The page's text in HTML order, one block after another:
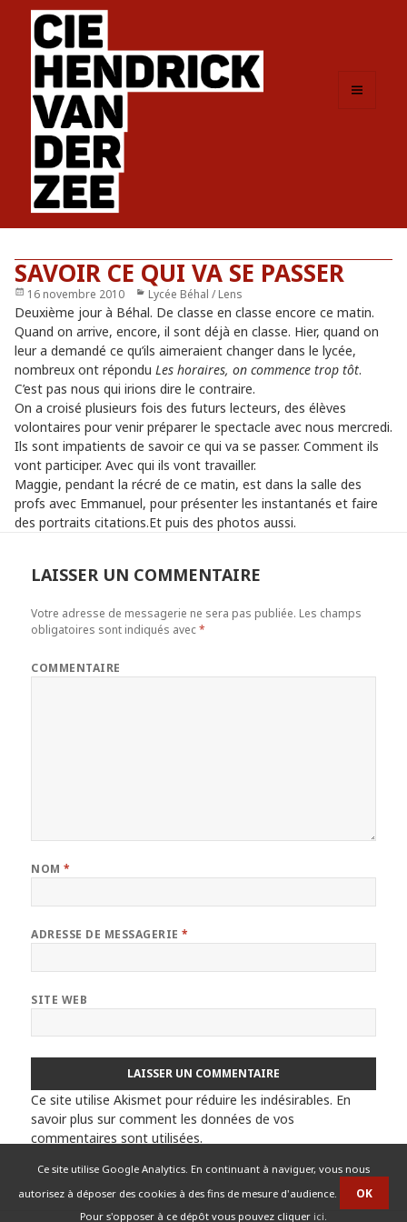
Ce site utilise Google Analytics. En continuant à naviguer, vous nous
autorisez à déposer des cookies à des fins de mesure d'audience.
Pour s'opposer à ce dépôt vous pouvez cliquer ici.
SAVOIR CE QUI VA SE PASSER
Publié
le
16 novembre 2010 Catégories
Lycée Béhal / Lens
Deuxième jour à Béhal. De classe en classe encore ce matin.
Quand on arrive, encore, il sont déjà en classe. Hier, quand on
leur a demandé ce qu’ils aimeraient changer dans le lycée,
nombreux ont répondu Les horaires, on commence trop tôt.
C’est pas nous qui irions dire le contraire.
On a croisé plusieurs fois des futurs lecteurs, des élèves
volontaires pour venir préparer le spectacle avec nous mercredi.
Ils sont impatients de savoir ce qui va se passer. Comment ils
vont participer. Avec qui ils vont travailler.
Maggie, pendant la récré de ce matin, est dans la salle des
profs avec Emmanuel, pour présenter les instantanés et faire
des portraits citations.Et puis des photos aussi.
LAISSER UN COMMENTAIRE
Votre adresse de messagerie ne sera pas publiée. Les champs
obligatoires sont indiqués avec*
COMMENTAIRE
NOM*
ADRESSE DE MESSAGERIE*
SITE WEB
Ce site utilise Akismet pour réduire les indésirables. En
savoir plus sur comment les données de vos
commentaires sont utilisées.